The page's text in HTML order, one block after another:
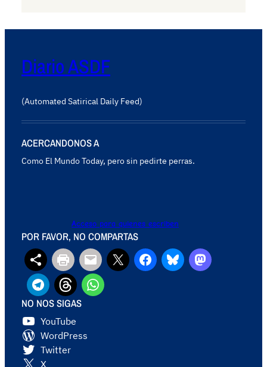
Diario ASDF
(Automated Satirical Daily Feed)
ACERCANDONOS A
Como El Mundo Today, pero sin pedirte perras.
Acceso para quienes escriben
POR FAVOR, NO COMPARTAS
NO NOS SIGAS
YouTube
WordPress
Twitter
X